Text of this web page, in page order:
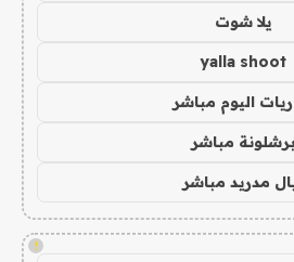
يلا شوت
yalla shoot
اليوم مباشر
برشلونة مباشر
مدريد مباشر
!